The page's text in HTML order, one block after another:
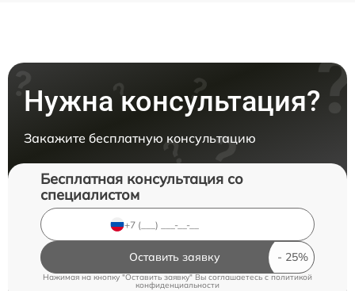
Нужна консультация?
Закажите бесплатную консультацию
Бесплатная консультация со
специалистом
Оставить заявку
Нажимая на кнопку "Оставить заявку" Вы соглашаетесь cполитикой
конфиденциальности